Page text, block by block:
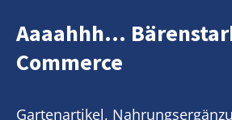
Aaaahhh...
Commerce
Gartenartikel,